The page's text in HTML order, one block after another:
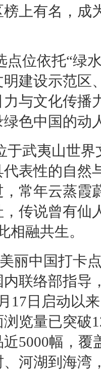
上有名，成
点位依托“绿
建设示范区
与文化传播
绿色中国的动
于武夷山世
表性的自然
常年云蒸霞
传说曾有仙
相融共生。
丽中国打卡
联络部指导
17日启动以
览量已突破
5000幅，
、河湖到海湾